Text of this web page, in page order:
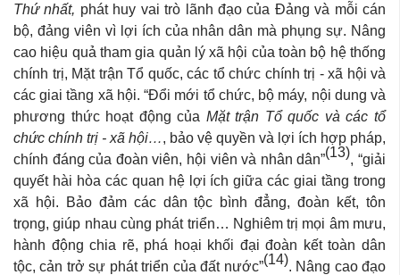
Thứ nhất, phát huy vai trò lãnh đạo của Đảng và mỗi cán
bộ, đảng viên vì lợi ích của nhân dân mà phụng sự. Nâng
cao hiệu quả tham gia quản lý xã hội của toàn bộ hệ thống
chính trị, Mặt trận Tổ quốc, các tổ chức chính trị - xã hội và
các giai tầng xã hội. “Đổi mới tổ chức, bộ máy, nội dung và
phương thức hoạt động của Mặt trận Tổ quốc và các tổ
chức chính trị - xã hội…, bảo vệ quyền và lợi ích hợp pháp,
chính đáng của đoàn viên, hội viên và nhân dân”(13), “giải
quyết hài hòa các quan hệ lợi ích giữa các giai tầng trong
xã hội. Bảo đảm các dân tộc bình đẳng, đoàn kết, tôn
trọng, giúp nhau cùng phát triển… Nghiêm trị mọi âm mưu,
hành động chia rẽ, phá hoại khối đại đoàn kết toàn dân
tộc, cản trở sự phát triển của đất nước”(14). Nâng cao đạo